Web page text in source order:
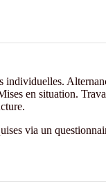
individuelles.
en situation.
via un